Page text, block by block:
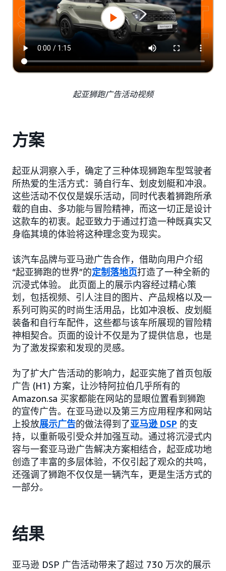
起亚狮跑广告活动视频
方案
起亚从洞察入手，确定了三种体现狮跑车型驾驶者
所热爱的生活方式：骑自行车、划皮划艇和冲浪。
这些活动不仅仅是娱乐活动，同时代表着狮跑所承
载的自由、多功能与冒险精神，而这一切正是设计
这款车的初衷。起亚致力于通过打造一种既真实又
身临其境的体验将这种理念变为现实。
该汽车品牌与亚马逊广告合作，借助向用户介绍
“起亚狮跑的世界”的定制落地页打造了一种全新的
沉浸式体验。 此页面上的展示内容经过精心策
划，包括视频、引人注目的图片、产品规格以及一
系列可购买的时尚生活用品，比如冲浪板、皮划艇
装备和自行车配件，这些都与该车所展现的冒险精
神相契合。页面的设计不仅是为了提供信息，也是
为了激发探索和发现的灵感。
为了扩大广告活动的影响力，起亚实施了首页包版
广告 (H1) 方案，让沙特阿拉伯几乎所有的
Amazon.sa 买家都能在网站的显眼位置看到狮跑
的宣传广告。在亚马逊以及第三方应用程序和网站
上投放展示广告的做法得到了亚马逊 DSP 的支
持，以重新吸引受众并加强互动。通过将沉浸式内
容与一套亚马逊广告解决方案相结合，起亚成功地
创造了丰富的多层体验，不仅引起了观众的共鸣，
还强调了狮跑不仅仅是一辆汽车，更是生活方式的
一部分。
结果
亚马逊 DSP 广告活动带来了超过 730 万次的展示